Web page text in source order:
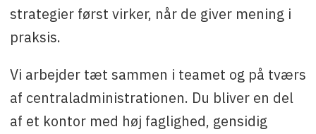
strategier først virker, når de giver mening i
praksis.
Vi arbejder tæt sammen i teamet og på tværs
af centraladministrationen. Du bliver en del
af et kontor med høj faglighed, gensidig